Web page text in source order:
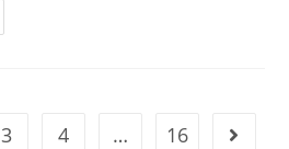
3 4 … 16